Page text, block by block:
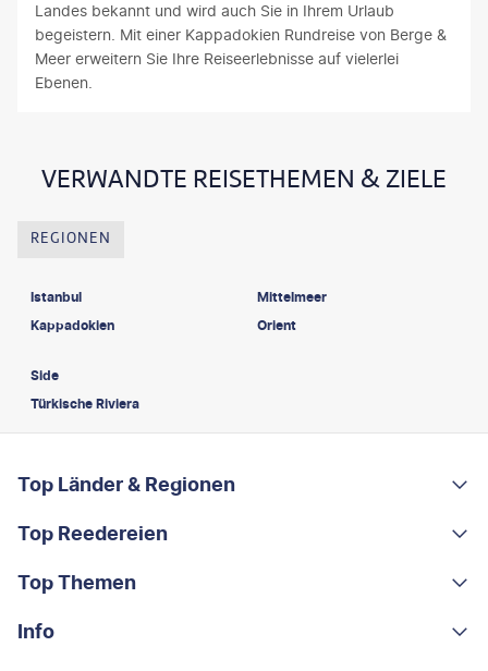
Landes bekannt und wird auch Sie in Ihrem Urlaub
begeistern. Mit einer Kappadokien Rundreise von Berge &
Meer erweitern Sie Ihre Reiseerlebnisse auf vielerlei
Ebenen.
VERWANDTE REISETHEMEN & ZIELE
REGIONEN
Istanbul
Kappadokien
Mittelmeer
Orient
Side
Türkische Riviera
Footer navigation
Top Länder & Regionen
Portugal
Albanien
Griechenland
Top Reedereien
AIDA
MSC Cruises
Top Themen
Rundreisen
Info